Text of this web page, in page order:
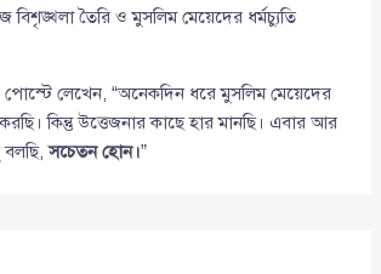
বিশৃঙ্খলা তৈরি ও মুসলিম মেয়েদের ধর্মচ্যুতি
লেখেন, “অনেকদিন ধরে মুসলিম মেয়েদের
কিন্তু উত্তেজনার কাছে হার মানছি। এবার আর
বলছি,সচেতন হোন।”